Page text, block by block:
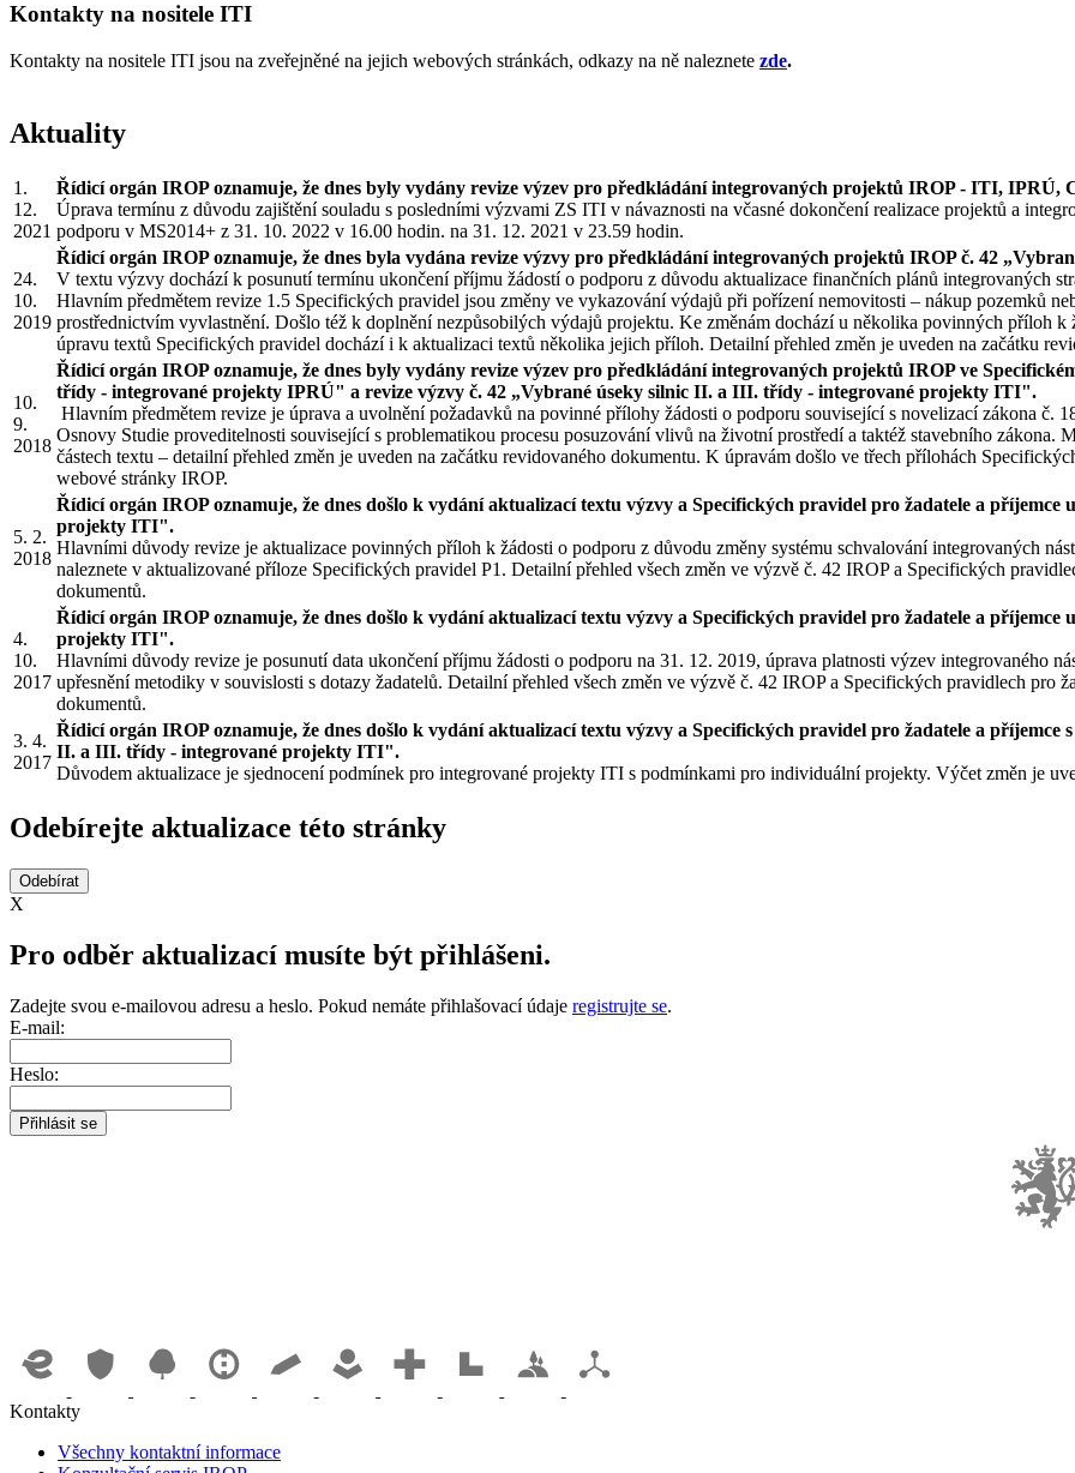
Kontakty na nositele ITI
Kontakty na nositele ITI jsou na zveřejněné na jejich webových stránkách, odkazy na ně naleznete zde.
Aktuality
1.
12.
2021
Řídicí orgán IROP oznamuje, že dnes byly vydány revize výzev pro předkládání integrovaných projektů IROP - ITI, IPRÚ,
Úprava termínu z důvodu zajištění souladu s posledními výzvami ZS ITI v návaznosti na včasné dokončení realizace projektů a
podporu v MS2014+ z 31. 10. 2022 v 16.00 hodin. na 31. 12. 2021 v 23.59 hodin.
24.
10.
2019
Řídicí orgán IROP oznamuje, že dnes byla vydána revize výzvy pro předkládání integrovaných projektů IROP č. 42 „
V textu výzvy dochází k posunutí termínu ukončení příjmu žádostí o podporu z důvodu aktualizace finančních plánů integrovaných
Hlavním předmětem revize 1.5 Specifických pravidel jsou změny ve vykazování výdajů při pořízení nemovitosti – nákup pozemků
prostřednictvím vyvlastnění. Došlo též k doplnění nezpůsobilých výdajů projektu. Ke změnám dochází u několika povinných příloh
úpravu textů Specifických pravidel dochází i k aktualizaci textů několika jejich příloh. Detailní přehled změn je uveden na začátku
10.
9.
2018
Řídicí orgán IROP oznamuje, že dnes byly vydány revize výzev pro předkládání integrovaných projektů IROP ve
třídy - integrované projekty IPRÚ" a revize výzvy č. 42 „Vybrané úseky silnic II. a III. třídy - integrované projekty ITI".
Hlavním předmětem revize je úprava a uvolnění požadavků na povinné přílohy žádosti o podporu související s novelizací zákona č.
Osnovy Studie proveditelnosti související s problematikou procesu posuzování vlivů na životní prostředí a taktéž stavebního
částech textu – detailní přehled změn je uveden na začátku revidovaného dokumentu. K úpravám došlo ve třech přílohách
webové stránky IROP.
5. 2.
2018
Řídicí orgán IROP oznamuje, že dnes došlo k vydání aktualizací textu výzvy a Specifických pravidel pro žadatele a příjemce
projekty ITI".
Hlavními důvody revize je aktualizace povinných příloh k žádosti o podporu z důvodu změny systému schvalování integrovaných
naleznete v aktualizované příloze Specifických pravidel P1. Detailní přehled všech změn ve výzvě č. 42 IROP a Specifických
dokumentů.
4.
10.
2017
Řídicí orgán IROP oznamuje, že dnes došlo k vydání aktualizací textu výzvy a Specifických pravidel pro žadatele a
projekty ITI".
Hlavními důvody revize je posunutí data ukončení příjmu žádosti o podporu na 31. 12. 2019, úprava platnosti výzev integrovaného
upřesnění metodiky v souvislosti s dotazy žadatelů. Detailní přehled všech změn ve výzvě č. 42 IROP a Specifických pravidlech pro
dokumentů.
3. 4.
2017
Řídicí orgán IROP oznamuje, že dnes došlo k vydání aktualizací textu výzvy a Specifických pravidel pro žadatele a příjemce
II. a III. třídy - integrované projekty ITI".
Důvodem aktualizace je sjednocení podmínek pro integrované projekty ITI s podmínkami pro individuální projekty. Výčet změn je
Odebírejte aktualizace této stránky
X
Pro odběr aktualizací musíte být přihlášeni.
Zadejte svou e-mailovou adresu a heslo. Pokud nemáte přihlašovací údaje registrujte se.
E-mail:
Heslo:
Kontakty
Všechny kontaktní informace